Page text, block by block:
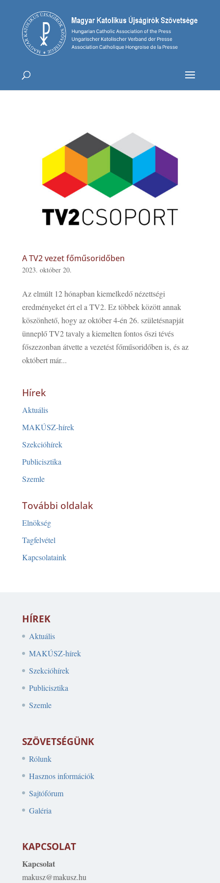
A TV2 vezet főműsoridőben
2023. október 20.
Az elmúlt 12 hónapban kiemelkedő nézettségi
eredményeket ért el a TV2. Ez többek között annak
köszönhető, hogy az október 4-én 26. születésnapját
ünneplő TV2 tavaly a kiemelten fontos őszi tévés
főszezonban átvette a vezetést főműsoridőben is, és az
októbert már...
Hírek
Aktuális
MAKÚSZ-hírek
Szekcióhírek
Publicisztika
Szemle
További oldalak
Elnökség
Tagfelvétel
Kapcsolataink
HÍREK
Aktuális
MAKÚSZ-hírek
Szekcióhírek
Publicisztika
Szemle
SZÖVETSÉGÜNK
Rólunk
Hasznos információk
Sajtófórum
Galéria
KAPCSOLAT
Kapcsolat
makusz@makusz.hu